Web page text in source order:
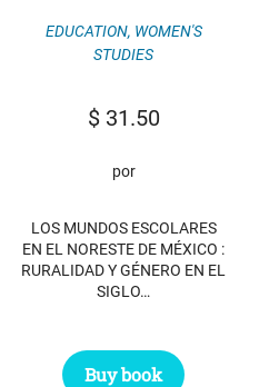
EDUCATION, WOMEN'S
STUDIES
$31.50
por
LOS MUNDOS ESCOLARES
EN EL NORESTE DE MÉXICO :
RURALIDAD Y GÉNERO EN EL
SIGLO…
Buy book